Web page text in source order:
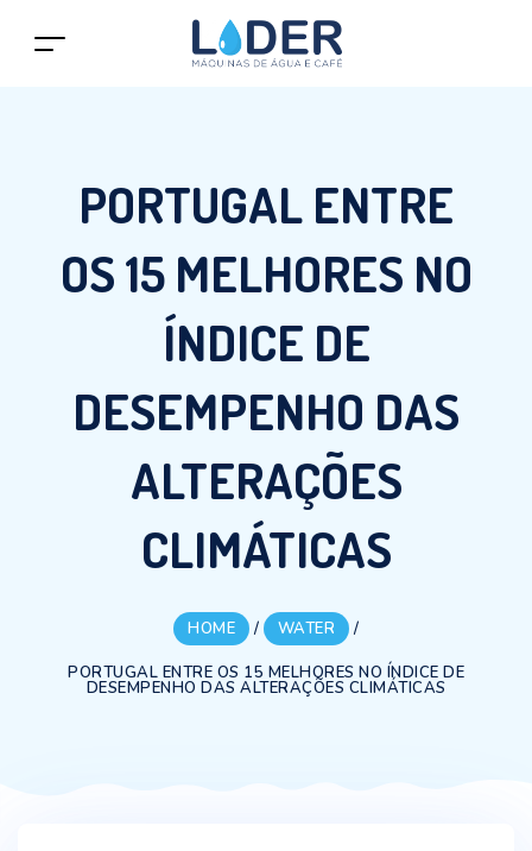
PORTUGAL ENTRE
OS 15 MELHORES NO
ÍNDICE DE
DESEMPENHO DAS
ALTERAÇÕES
CLIMÁTICAS
HOME / WATER /
PORTUGAL ENTRE OS 15 MELHORES NO ÍNDICE DE
DESEMPENHO DAS ALTERAÇÕES CLIMÁTICAS